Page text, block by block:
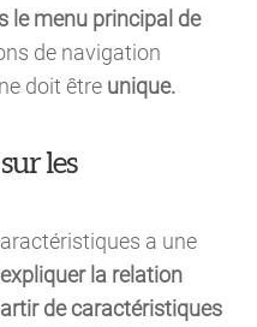
le menu principal de
de navigation
doit être unique.
les
a une
expliquer la relation
de caractéristiques